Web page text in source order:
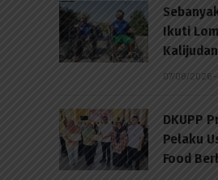
Ikuti
Kalijudan
07/08/2026 -
DKUPP
Pelaku
Food